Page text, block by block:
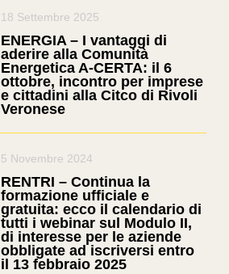
18 Settembre 2025
ENERGIA – I vantaggi di
aderire alla Comunità
Energetica A-CERTA: il 6
ottobre, incontro per imprese
e cittadini alla Citco di Rivoli
Veronese
5 Novembre 2024
RENTRI – Continua la
formazione ufficiale e
gratuita: ecco il calendario di
tutti i webinar sul Modulo II,
di interesse per le aziende
obbligate ad iscriversi entro
il 13 febbraio 2025